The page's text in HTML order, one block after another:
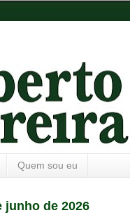
Quem sou eu
junho de 2026